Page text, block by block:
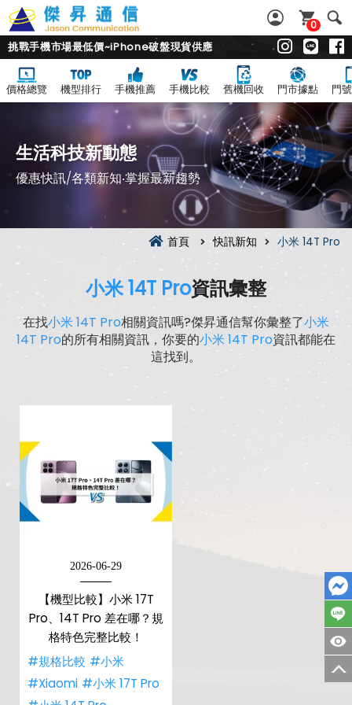
0
挑戰手機市場最低價~iPhone破盤現貨供應
價格總覽 機型排行 手機推薦 手機比較 舊機回收 門市據點 門
生活科技新動態
優惠快訊/各類新知‧掌握最新趨勢
首頁 快訊新知 小米 14T Pro
小米 14T Pro資訊彙整
在找小米 14T Pro相關資訊嗎?傑昇通信幫你彙整了小米
14T Pro的所有相關資訊，你要的小米 14T Pro資訊都能在
這找到。
2026-06-29
【機型比較】小米 17T
Pro、14T Pro 差在哪？規
格特色完整比較！
#規格比較 #小米
#Xiaomi #小米 17T Pro